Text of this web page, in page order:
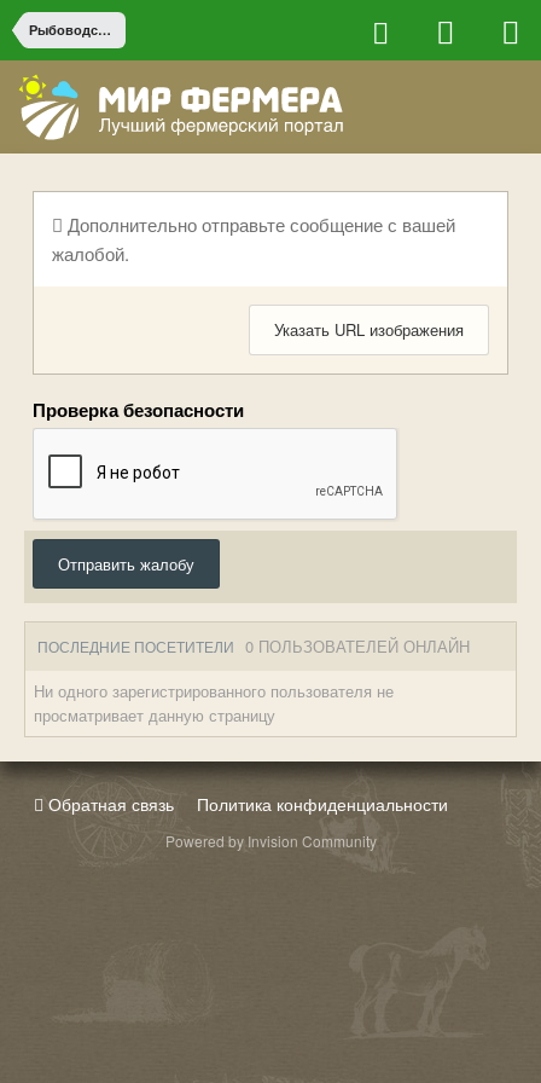
Рыбоводство
Дополнительно отправьте сообщение с вашей
жалобой.
Указать URL изображения
Проверка безопасности
Отправить жалобу
ПОСЛЕДНИЕ ПОСЕТИТЕЛИ 0 ПОЛЬЗОВАТЕЛЕЙ ОНЛАЙН
Ни одного зарегистрированного пользователя не
просматривает данную страницу
Обратная связь Политика конфиденциальности
Powered by Invision Community